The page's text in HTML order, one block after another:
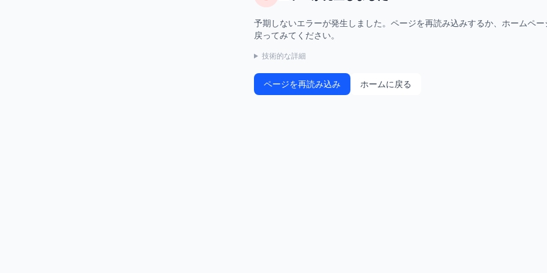
予期しないエラーが発生しました。ページを再読み込みするか、ホームペー
戻ってみてください。
技術的な詳細
ページを再読み込み ホームに戻る